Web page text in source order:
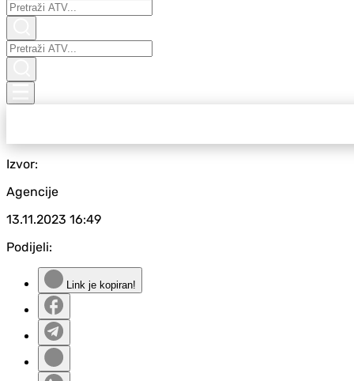
Izvor:
Agencije
13.11.2023 16:49
Podijeli:
Link je kopiran!